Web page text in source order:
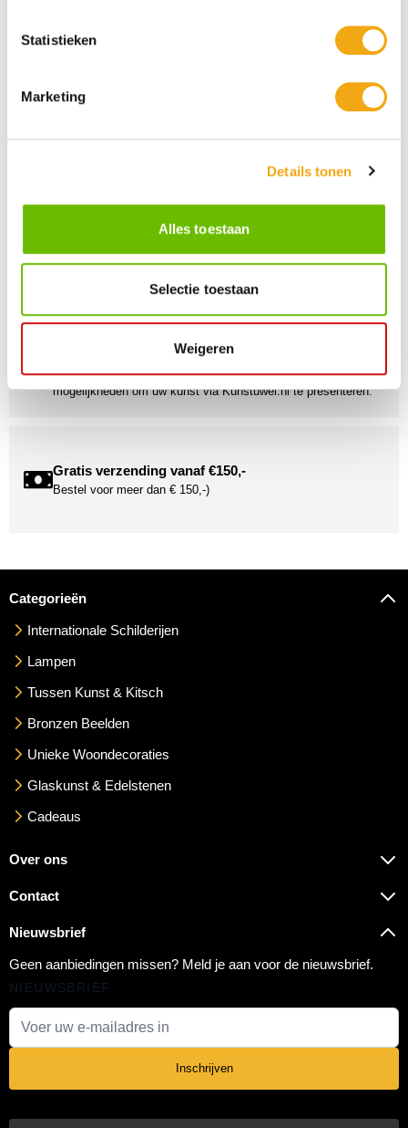
Statistieken
Marketing
Details tonen
Alles toestaan
Selectie toestaan
Weigeren
Kunst voor iedereen
Onze Bronzen Beelden die met vuur tot leven worden
Word onderdeel van de Kunstuwel Community. Ontvang
exclusieve uitnodigingen voor exposities én ontdek de
mogelijkheden om uw kunst via Kunstuwel.nl te presenteren.
Gratis verzending vanaf €150,-
Bestel voor meer dan € 150,-)
Categorieën
Internationale Schilderijen
Lampen
Tussen Kunst & Kitsch
Bronzen Beelden
Unieke Woondecoraties
Glaskunst & Edelstenen
Cadeaus
Over ons
Contact
Nieuwsbrief
Geen aanbiedingen missen? Meld je aan voor de nieuwsbrief.
NIEUWSBRIEF
Inschrijven